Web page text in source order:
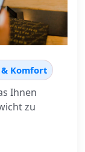
Komfort
Ihnen
zu